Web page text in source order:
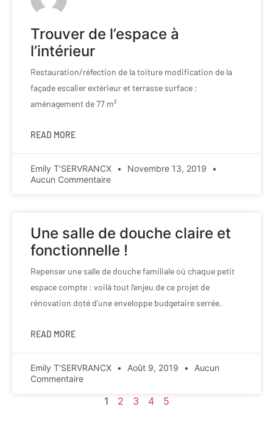
Trouver de l’espace à
l’intérieur
Restauration/réfection de la toiture modification de la
façade escalier extérieur et terrasse surface :
aménagement de 77 m²
READ MORE
Emily T'SERVRANCX
Novembre 13, 2019
Aucun Commentaire
Une salle de douche claire et
fonctionnelle !
Repenser une salle de douche familiale où chaque petit
espace compte : voilà tout l’enjeu de ce projet de
rénovation doté d’une enveloppe budgetaire serrée.
READ MORE
Emily T'SERVRANCX Août 9, 2019
Aucun
Commentaire
1 2 3 4 5